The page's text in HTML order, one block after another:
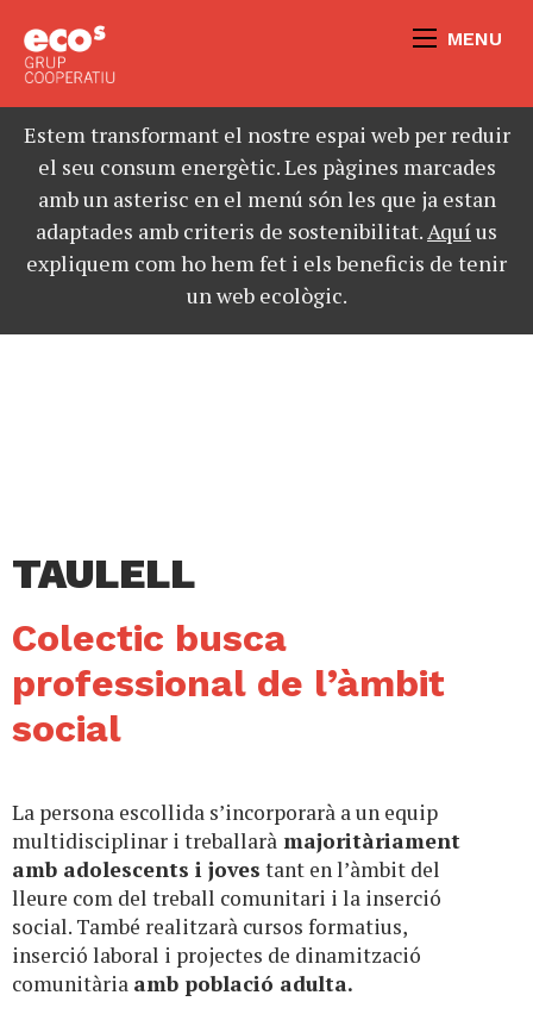
MENU
Estem transformant el nostre espai web per reduir
el seu consum energètic. Les pàgines marcades
amb un asterisc en el menú són les que ja estan
adaptades amb criteris de sostenibilitat.Aquíus
expliquem com ho hem fet i els beneficis de tenir
un web ecològic.
TAULELL
Colectic busca
professional de l’àmbit
social
La persona escollida s’incorporarà a un equip
multidisciplinar i treballarà majoritàriament
amb adolescents i joves tant en l’àmbit del
lleure com del treball comunitari i la inserció
social. També realitzarà cursos formatius,
inserció laboral i projectes de dinamització
comunitària amb població adulta.